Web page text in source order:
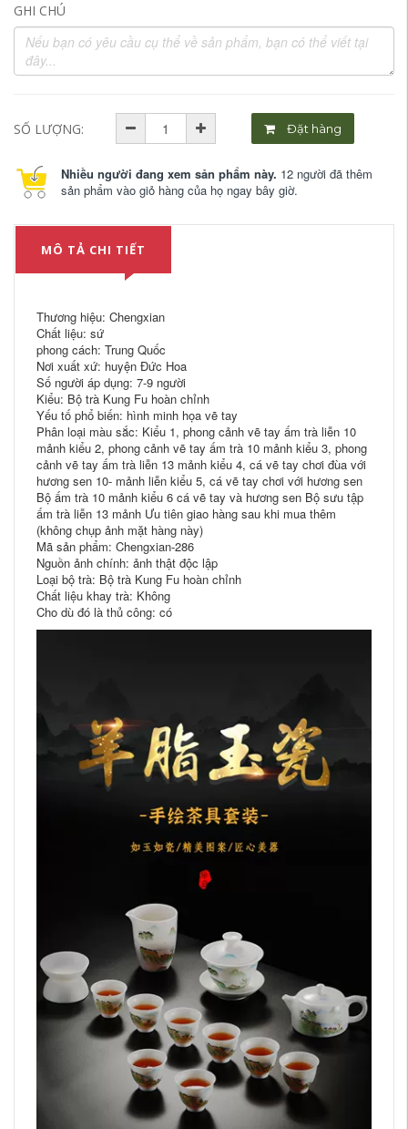
GHI CHÚ
SỐ LƯỢNG: Đặt hàng
Nhiều người đang xem sản phẩm này. 12 người đã thêm
sản phẩm vào giỏ hàng của họ ngay bây giờ.
MÔ TẢ CHI TIẾT
Thương hiệu: Chengxian
Chất liệu: sứ
phong cách: Trung Quốc
Nơi xuất xứ: huyện Đức Hoa
Số người áp dụng: 7-9 người
Kiểu: Bộ trà Kung Fu hoàn chỉnh
Yếu tố phổ biến: hình minh họa vẽ tay
Phân loại màu sắc: Kiểu 1, phong cảnh vẽ tay ấm trà liễn 10
mảnh kiểu 2, phong cảnh vẽ tay ấm trà 10 mảnh kiểu 3, phong
cảnh vẽ tay ấm trà liễn 13 mảnh kiểu 4, cá vẽ tay chơi đùa với
hương sen 10- mảnh liễn kiểu 5, cá vẽ tay chơi với hương sen
Bộ ấm trà 10 mảnh kiểu 6 cá vẽ tay và hương sen Bộ sưu tập
ấm trà liễn 13 mảnh Ưu tiên giao hàng sau khi mua thêm
(không chụp ảnh mặt hàng này)
Mã sản phẩm: Chengxian-286
Nguồn ảnh chính: ảnh thật độc lập
Loại bộ trà: Bộ trà Kung Fu hoàn chỉnh
Chất liệu khay trà: Không
Cho dù đó là thủ công: có